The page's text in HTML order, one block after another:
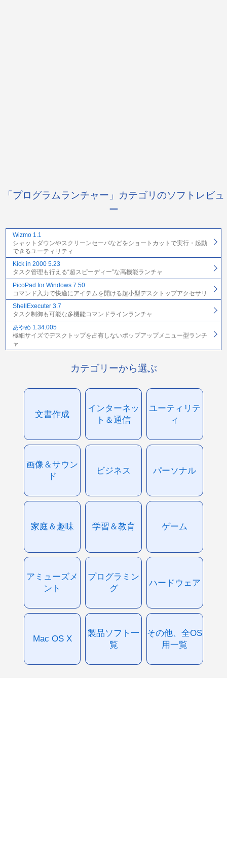
「プログラムランチャー」カテゴリのソフトレビュ
ー
Wizmo 1.1
シャットダウンやスクリーンセーバなどをショートカットで実行・起動
できるユーティリティ
Kick in 2000 5.23
タスク管理も行える“超スピーディー”な高機能ランチャ
PicoPad for Windows 7.50
コマンド入力で快適にアイテムを開ける超小型デスクトップアクセサリ
ShellExecuter 3.7
タスク制御も可能な多機能コマンドラインランチャ
あやめ 1.34.005
極細サイズでデスクトップを占有しないポップアップメニュー型ランチ
ャ
カテゴリーから選ぶ
文書作成
インターネッ
ト＆通信
ユーティリテ
ィ
画像＆サウン
ド
ビジネス パーソナル
家庭＆趣味 学習＆教育 ゲーム
アミューズメ
ント
プログラミン
グ
ハードウェア
Mac OS X
製品ソフト一
覧
その他、全OS
用一覧